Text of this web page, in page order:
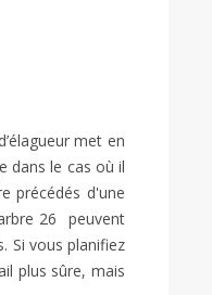
met en
dans le cas où il
précédés d'une
26 peuvent
Si vous planifiez
plus sûre, mais